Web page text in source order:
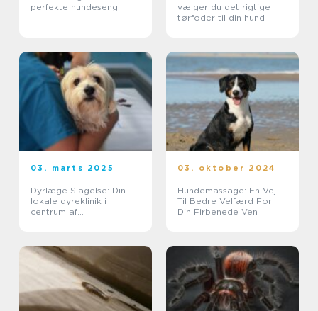
perfekte hundeseng
vælger du det rigtige
tørfoder til din hund
03. marts 2025
Dyrlæge Slagelse: Din
lokale dyreklinik i
centrum af
03. oktober 2024
Hundemassage: En Vej
Til Bedre Velfærd For
Din Firbenede Ven